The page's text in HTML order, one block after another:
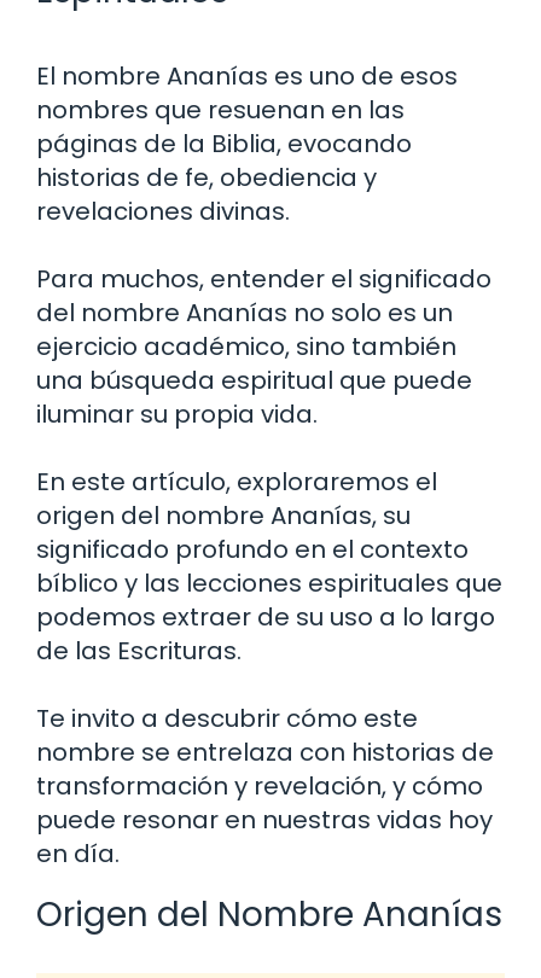
El nombre Ananías es uno de esos
nombres que resuenan en las
páginas de la Biblia, evocando
historias de fe, obediencia y
revelaciones divinas.
Para muchos, entender el significado
del nombre Ananías no solo es un
ejercicio académico, sino también
una búsqueda espiritual que puede
iluminar su propia vida.
En este artículo, exploraremos el
origen del nombre Ananías, su
significado profundo en el contexto
bíblico y las lecciones espirituales que
podemos extraer de su uso a lo largo
de las Escrituras.
Te invito a descubrir cómo este
nombre se entrelaza con historias de
transformación y revelación, y cómo
puede resonar en nuestras vidas hoy
en día.
Origen del Nombre Ananías